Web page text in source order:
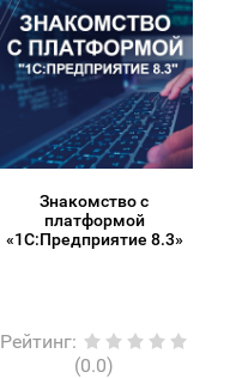
Знакомство с
платформой
«1C:Предприятие 8.3»
Рейтинг:
(0.0)